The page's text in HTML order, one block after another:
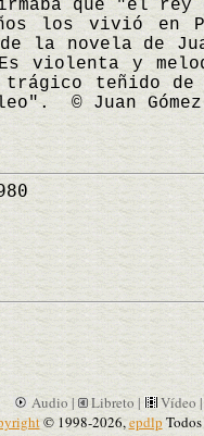
que "el
los vivió
la novela de
violenta y
trágico teñido
© Juan Gómez
Audio | Libreto | Vídeo
© 1998-2026,epdlp